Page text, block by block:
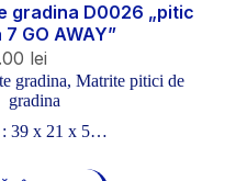
gradina D0026 „pitic
GO AWAY”
lei
gradina, Matrite pitici de
gradina
: 39 x 21 x 5…